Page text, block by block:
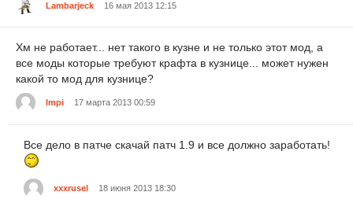
Lambarjeck 16 мая 2013 12:15
Хм не работает... нет такого в кузне и не только этот мод, а
все моды которые требуют крафта в кузнице... может нужен
какой то мод для кузнице?
Impi 17 марта 2013 00:59
Все дело в патче скачай патч 1.9 и все должно заработать!
xxxrusel 18 июня 2013 18:30